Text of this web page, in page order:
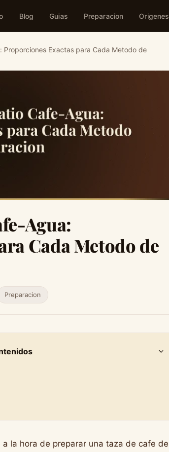
Blog Guias Preparacion Origenes
Proporciones Exactas para Cada Metodo de
Agua:
Cada Metodo de
Preparacion
la hora de preparar una taza de cafe de